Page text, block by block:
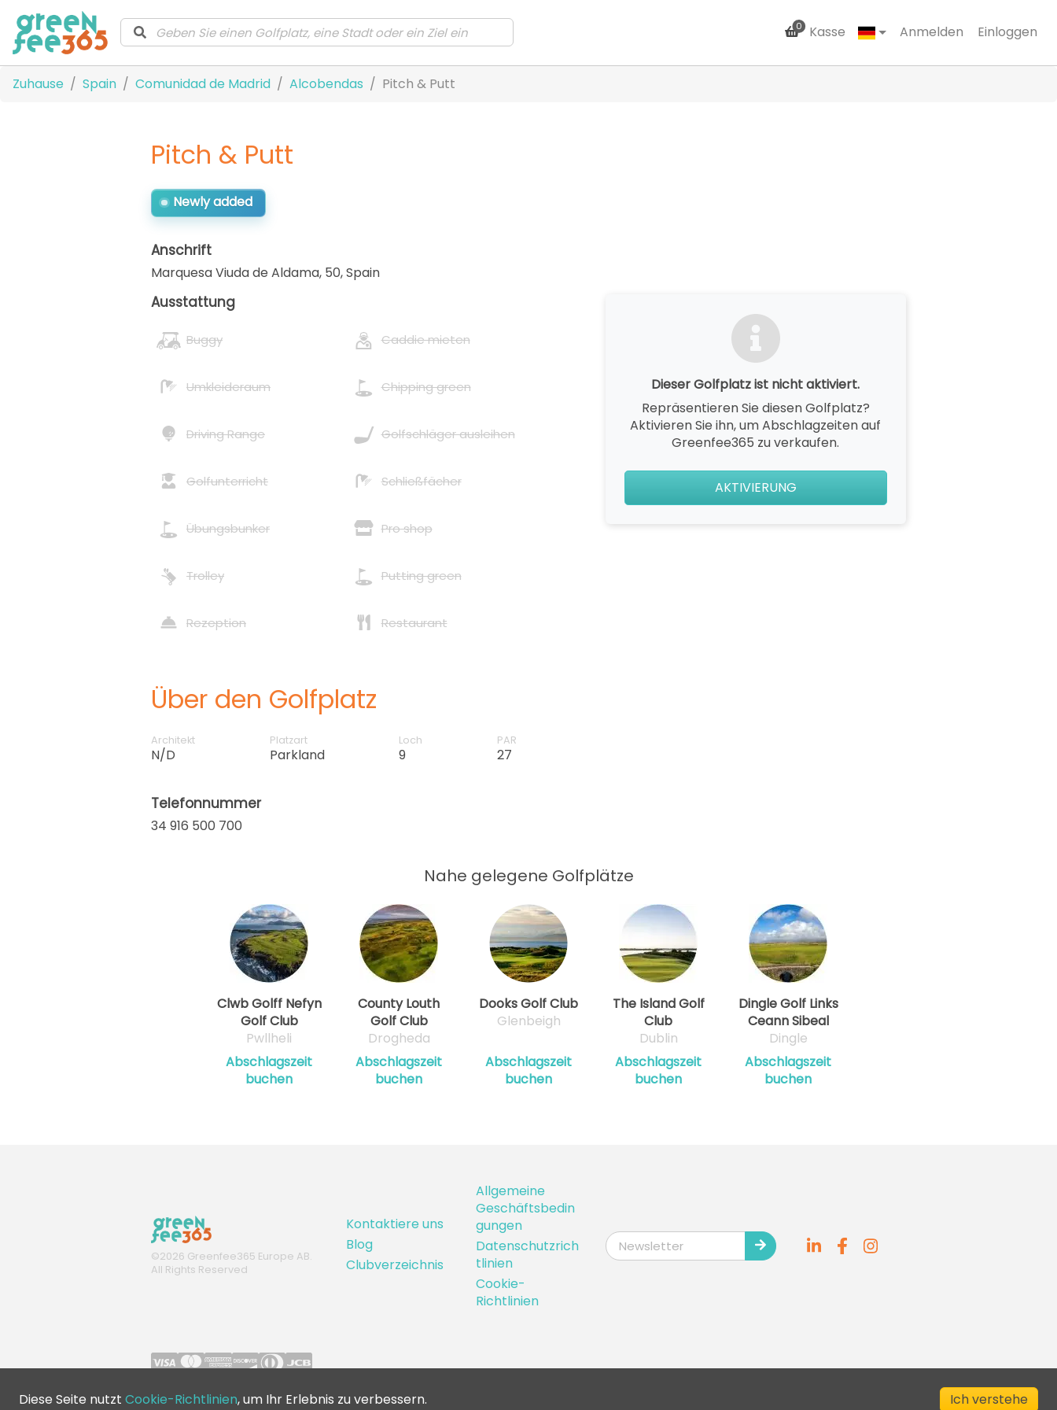
0 Kasse Anmelden Einloggen
Zuhause Spain Comunidad de Madrid Alcobendas Pitch & Putt
Pitch & Putt
Newly added
Anschrift
Marquesa Viuda de Aldama, 50,Spain
Dieser Golfplatz ist nicht aktiviert.
Repräsentieren Sie diesen Golfplatz?
Aktivieren Sie ihn, um Abschlagzeiten auf
Greenfee365 zu verkaufen.
AKTIVIERUNG
Ausstattung
Buggy Caddie mieten
Umkleideraum Chipping green
Driving Range Golfschläger ausleihen
Golfunterricht Schließfächer
Übungsbunker Pro shop
Trolley Putting green
Rezeption Restaurant
Über den Golfplatz
Architekt
N/D
Platzart
Parkland
Loch
9
PAR
27
Telefonnummer
34 916 500 700
Nahe gelegene Golfplätze
Clwb Golff Nefyn
Golf Club
Pwllheli
Abschlagszeit
buchen
County Louth
Golf Club
Drogheda
Abschlagszeit
buchen
Dooks Golf Club
Glenbeigh
Abschlagszeit
buchen
The Island Golf
Club
Dublin
Abschlagszeit
buchen
Dingle Golf Links
Ceann Sibeal
Dingle
Abschlagszeit
buchen
©2026 Greenfee365 Europe AB.
All Rights Reserved
Kontaktiere uns
Blog
Clubverzeichnis
Allgemeine
Geschäftsbedin
gungen
Datenschutzrich
tlinien
Cookie-
Richtlinien
Diese Seite nutzt Cookie-Richtlinien, um Ihr Erlebnis zu verbessern. Ich verstehe